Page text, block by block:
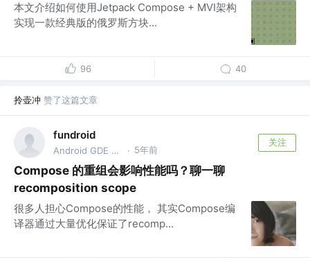
本文介绍如何使用Jetpack Compose + MVI架构
实现一款经典版的俄罗斯方块...
96 40
拎壶冲 赞了这篇文章
fundroid
Android GDE @Bytedance · 5年前
关注
Compose 的重组会影响性能吗？聊一聊
recomposition scope
很多人担心Compose的性能， 其实Compose编
译器通过大量优化保证了recomp...